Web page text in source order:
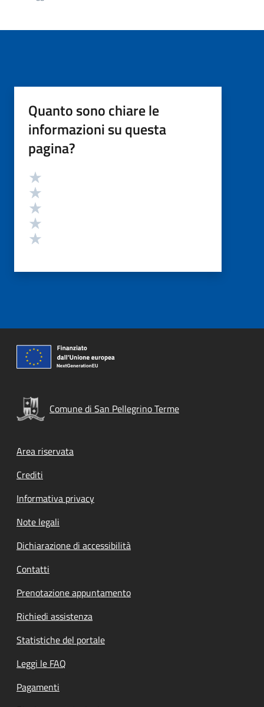
Quanto sono chiare le
informazioni su questa
pagina?
Valutazione
Comune di San Pellegrino Terme
Footer menu
Area riservata
Crediti
Informativa privacy
Note legali
Dichiarazione di accessibilità
Contatti
Prenotazione appuntamento
Richiedi assistenza
Statistiche del portale
Leggi le FAQ
Pagamenti